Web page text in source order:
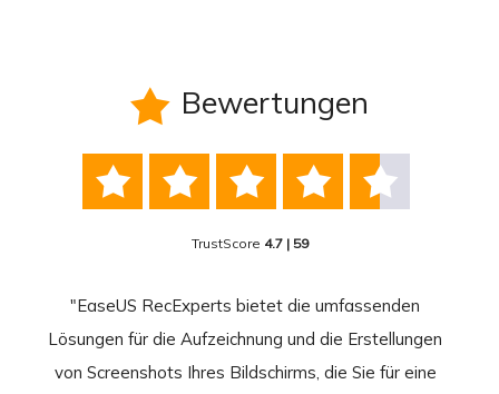
 Bewertungen
    
TrustScore 4.7 | 59
"EaseUS RecExperts bietet die umfassenden
Lösungen für die Aufzeichnung und die Erstellungen
von Screenshots Ihres Bildschirms, die Sie für eine